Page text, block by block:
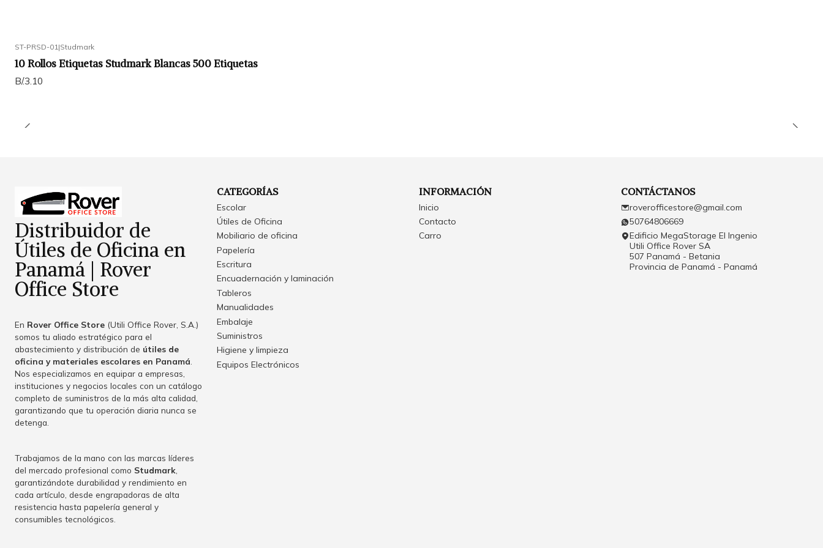
ST-PRSD-01|Studmark
10 Rollos Etiquetas Studmark Blancas 500 Etiquetas
B/.3.10
Distribuidor de
Útiles de Oficina en
Panamá | Rover
Office Store
En Rover Office Store (Utili Office Rover, S.A.)
somos tu aliado estratégico para el
abastecimiento y distribución de útiles de
oficina y materiales escolares en Panamá
Nos especializamos en equipar a empresas,
instituciones y negocios locales con un catálogo
completo de suministros de la más alta calidad,
garantizando que tu operación diaria nunca se
detenga.
Trabajamos de la mano con las marcas líderes
del mercado profesional como Studmark
garantizándote durabilidad y rendimiento en
cada artículo, desde engrapadoras de alta
resistencia hasta papelería general y
consumibles tecnológicos.
CATEGORÍAS
Escolar
Útiles de Oficina
Mobiliario de oficina
Papelería
Escritura
Encuadernación y laminación
Tableros
Manualidades
Embalaje
Suministros
Higiene y limpieza
Equipos Electrónicos
INFORMACIÓN
Inicio
Contacto
Carro
CONTÁCTANOS
roverofficestore@gmail.com
50764806669
Edificio MegaStorage El Ingenio
Utili Office Rover SA
507 Panamá - Betania
Provincia de Panamá - Panamá